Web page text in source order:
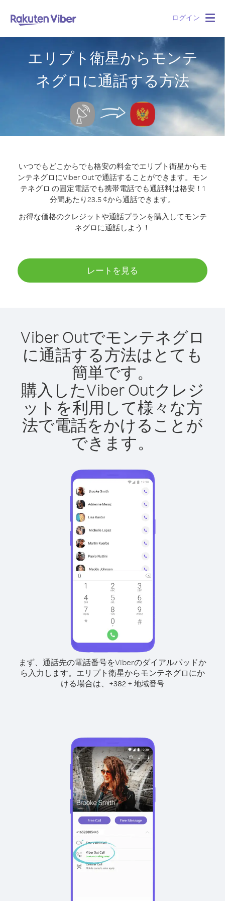
ログイン
エリプト衛星からモンテ
ネグロに通話する方法
いつでもどこからでも格安の料金でエリプト衛星からモ
ンテネグロにViber Outで通話することができます。 モン
テネグロ の固定電話でも携帯電話でも通話料は格安！1
分間あたり23.5 ¢から通話できます。
お得な価格のクレジットや通話プランを購入してモンテ
ネグロに通話しよう！
レートを見る
Viber Outでモンテネグロ
に通話する方法はとても
簡単です。
購入したViber Outクレジ
ットを利用して様々な方
法で電話をかけることが
できます。
まず、通話先の電話番号をViberのダイアルパッドか
ら入力します。 エリプト衛星からモンテネグロにか
ける場合は、 +382 + 地域番号